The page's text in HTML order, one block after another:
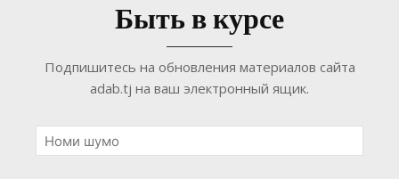
Быть в курсе
Подпишитесь на обновления материалов сайта
adab.tj на ваш электронный ящик.